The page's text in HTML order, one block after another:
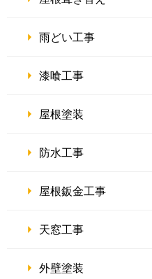
雨どい工事
漆喰工事
屋根塗装
防水工事
屋根鈑金工事
天窓工事
外壁塗装